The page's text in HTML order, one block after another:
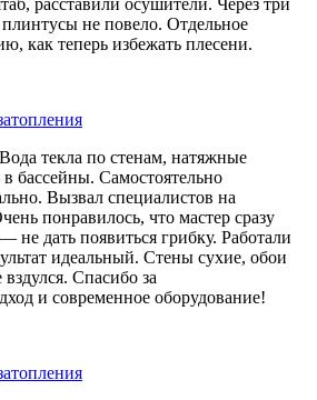
расставили осушители. Через три
не повело. Отдельное
как теперь избежать плесени.
текла по стенам, натяжные
бассейны. Самостоятельно
Вызвал специалистов на
понравилось, что мастер сразу
не дать появиться грибку. Работали
идеальный. Стены сухие, обои
Спасибо за
и современное оборудование!